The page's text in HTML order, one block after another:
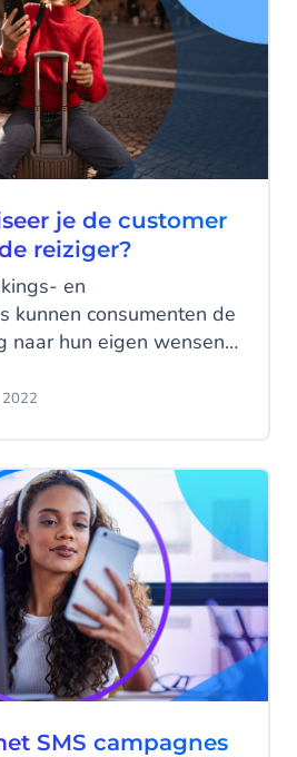
je de customer
reiziger?
en
kunnen consumenten de
naar hun eigen wensen
trouw aan een
journey van de
beschikken
nog over vele manieren
van de
2022
SMS campagnes